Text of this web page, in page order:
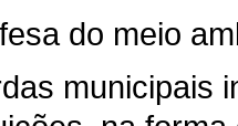
do meio
municipais